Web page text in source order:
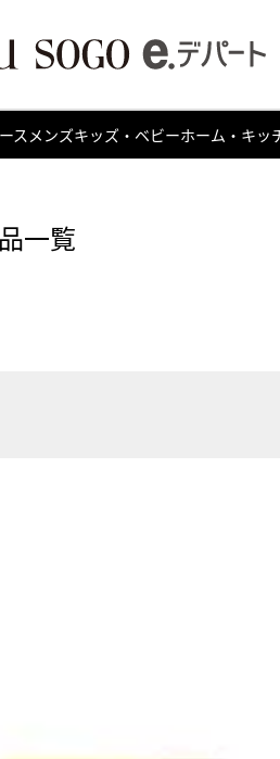
ス メンズキッズ・ベビーホーム・キッ
一覧